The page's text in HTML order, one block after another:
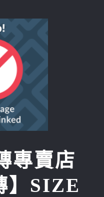
專賣店
】SIZE